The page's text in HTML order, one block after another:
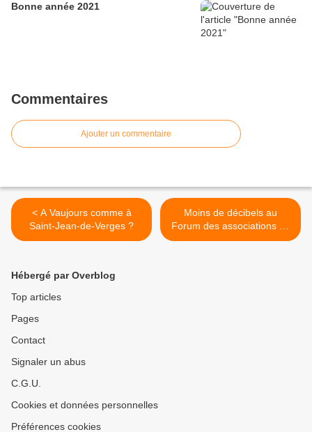
Bonne année 2021
Commentaires
Ajouter un commentaire
< A Vaujours comme à
Saint-Jean-de-Verges ?
Moins de décibels au
Forum des associations de
Saint-Jean de Verges >
Hébergé par Overblog
Top articles
Pages
Contact
Signaler un abus
C.G.U.
Cookies et données personnelles
Préférences cookies